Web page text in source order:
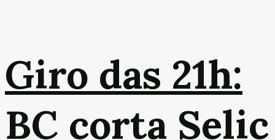
Giro das 21h:
BC corta Selic